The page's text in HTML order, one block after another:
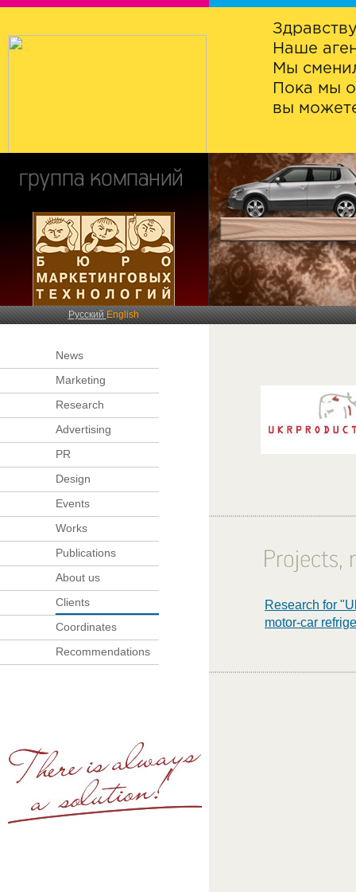
Наше
Мы
Пока мы
вы
РусскийEnglish
News
Marketing
Research
Advertising
PR
Design
Events
Works
Publications
About us
Clients
Coordinates
Recommendations
Research for
motor-car